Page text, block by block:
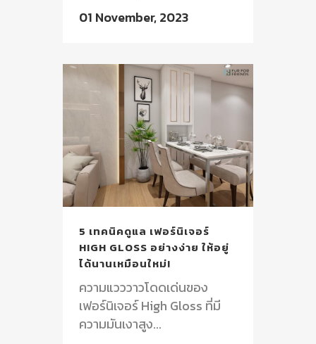
คุณสมบัติที่ทนทานอีกทั้งง่าย
ไฮกลอส ทำให้บ้านของคุณมี
ความโดดเด่นมากกว่าเดิม
บทความในครั้งนี้...
01 November, 2023
5 เทคนิคดูแล เฟอร์นิเจอร์
HIGH GLOSS อย่างง่าย ให้อยู่
ได้นานเหมือนใหม่!
ความแวววาวโดดเด่นของ
เฟอร์นิเจอร์ High Gloss ที่มี
ความมันเงาสูง...